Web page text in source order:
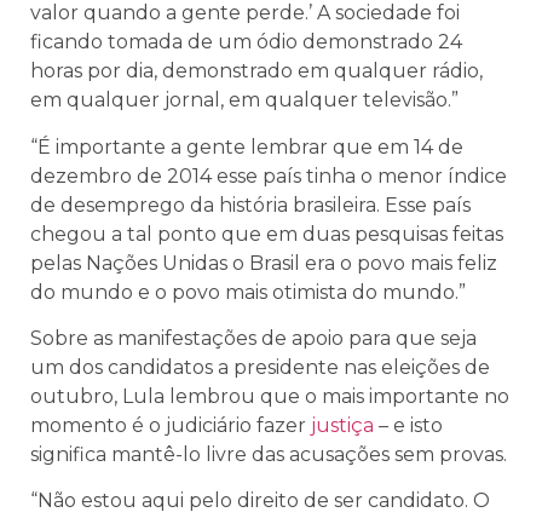
valor quando a gente perde.’ A sociedade foi
ficando tomada de um ódio demonstrado 24
horas por dia, demonstrado em qualquer rádio,
em qualquer jornal, em qualquer televisão.”
“É importante a gente lembrar que em 14 de
dezembro de 2014 esse país tinha o menor índice
de desemprego da história brasileira. Esse país
chegou a tal ponto que em duas pesquisas feitas
pelas Nações Unidas o Brasil era o povo mais feliz
do mundo e o povo mais otimista do mundo.”
Sobre as manifestações de apoio para que seja
um dos candidatos a presidente nas eleições de
outubro, Lula lembrou que o mais importante no
momento é o judiciário fazer justiça – e isto
significa mantê-lo livre das acusações sem provas.
“Não estou aqui pelo direito de ser candidato. O